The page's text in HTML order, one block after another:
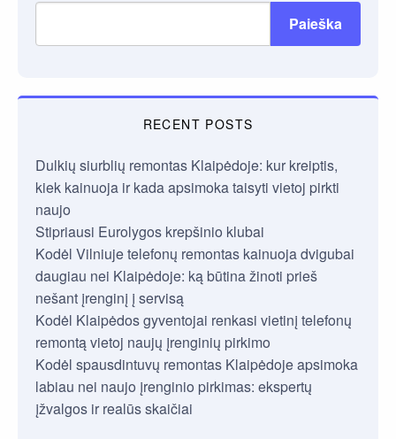
Paieška
RECENT POSTS
Dulkių siurblių remontas Klaipėdoje: kur kreiptis,
kiek kainuoja ir kada apsimoka taisyti vietoj pirkti
naujo
Stipriausi Eurolygos krepšinio klubai
Kodėl Vilniuje telefonų remontas kainuoja dvigubai
daugiau nei Klaipėdoje: ką būtina žinoti prieš
nešant įrenginį į servisą
Kodėl Klaipėdos gyventojai renkasi vietinį telefonų
remontą vietoj naujų įrenginių pirkimo
Kodėl spausdintuvų remontas Klaipėdoje apsimoka
labiau nei naujo įrenginio pirkimas: ekspertų
įžvalgos ir realūs skaičiai